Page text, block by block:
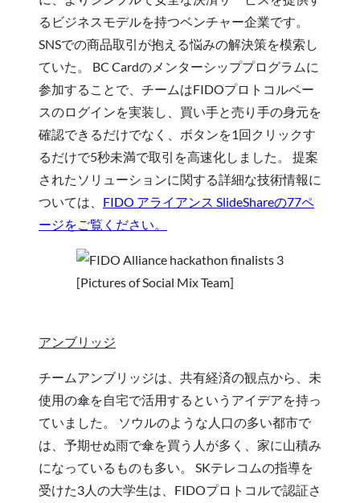
るビジネスモデルを持つベンチャー企業です。
SNSでの商品取引が抱える悩みの解決策を模索し
ていた。 BC Cardのメンターシッププログラムに
参加することで、チームはFIDOプロトコルベー
スのログインを実装し、買い手と売り手の身元を
確認できるだけでなく、ボタンを1回クリックす
るだけで5秒未満で取引を高速化しました。 提案
されたソリューションに関する詳細な技術情報に
ついては、 FIDO アライアンス SlideShareの77ペ
ージをご覧ください。
[Pictures of Social Mix Team]
アンブリッジ
チームアンブリッジは、共有経済の観点から、未
使用の傘を自宅で活用するというアイデアを持っ
ていました。 ソウルのような人口の多い都市で
は、予期せぬ雨で傘を買う人が多く、家に山積み
になっているものも多い。 SKテレコムの指導を
受けた3人の大学生は、FIDOプロトコルで認証さ